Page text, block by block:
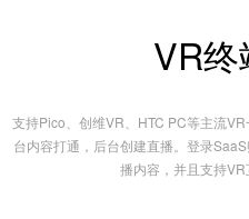
VR
支持Pico、创维VR、HTC PC等主流
台内容打通，后台创建直播。登录
播内容，并且支持VR